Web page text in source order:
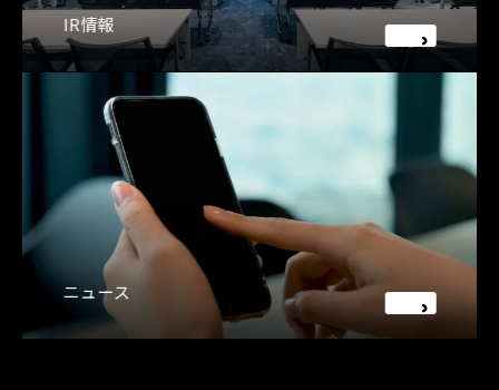
IR情報
ニュース